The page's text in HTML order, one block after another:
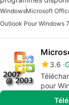
WindowsMicrosoft
Outlook Pour Windows 7
3.6
pour